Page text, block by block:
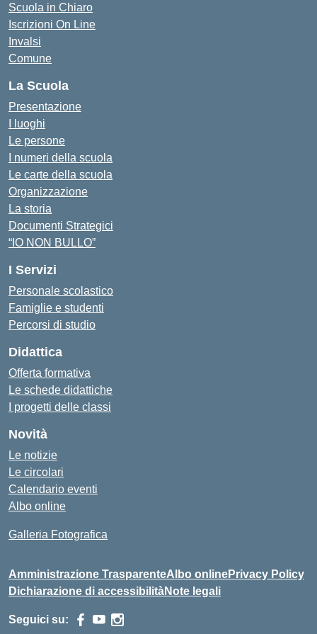
Scuola in Chiaro
Iscrizioni On Line
Invalsi
Comune
La Scuola
Presentazione
I luoghi
Le persone
I numeri della scuola
Le carte della scuola
Organizzazione
La storia
Documenti Strategici
“IO NON BULLO”
I Servizi
Personale scolastico
Famiglie e studenti
Percorsi di studio
Didattica
Offerta formativa
Le schede didattiche
I progetti delle classi
Novità
Le notizie
Le circolari
Calendario eventi
Albo online
Galleria Fotografica
Amministrazione TrasparenteAlbo onlinePrivacy Policy
Dichiarazione di accessibilitàNote legali
Seguici su: